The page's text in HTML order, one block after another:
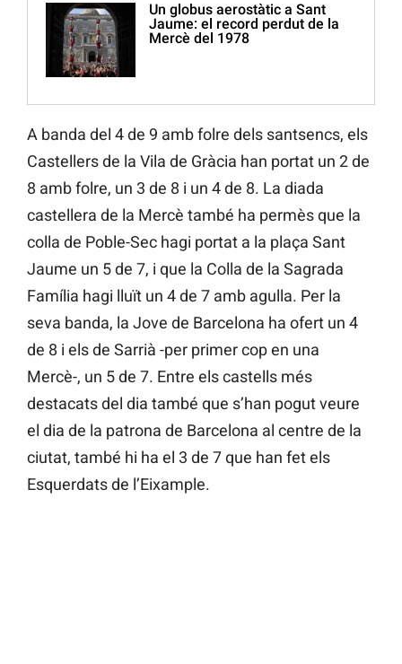
Un globus aerostàtic a Sant
Jaume: el record perdut de la
Mercè del 1978
A banda del 4 de 9 amb folre dels santsencs, els
Castellers de la Vila de Gràcia han portat un 2 de
8 amb folre, un 3 de 8 i un 4 de 8. La diada
castellera de la Mercè també ha permès que la
colla de Poble-Sec hagi portat a la plaça Sant
Jaume un 5 de 7, i que la Colla de la Sagrada
Família hagi lluït un 4 de 7 amb agulla. Per la
seva banda, la Jove de Barcelona ha ofert un 4
de 8 i els de Sarrià -per primer cop en una
Mercè-, un 5 de 7. Entre els castells més
destacats del dia també que s’han pogut veure
el dia de la patrona de Barcelona al centre de la
ciutat, també hi ha el 3 de 7 que han fet els
Esquerdats de l’Eixample.